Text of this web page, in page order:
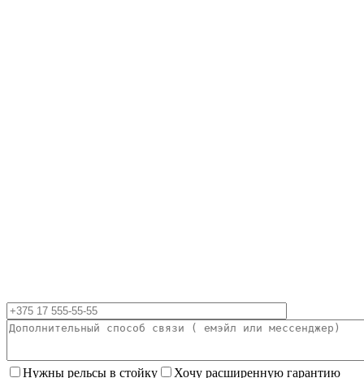
Нужны рельсы в стойку Хочу расширенную гарантию